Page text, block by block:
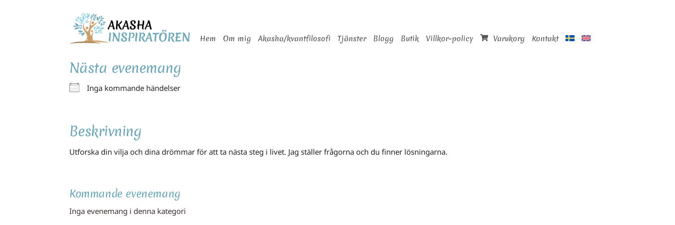
Hem Om mig Akasha/kvantfilosofi Tjänster Blogg Butik Villkor-policy Varukorg Kontakt
Nästa evenemang
Inga kommande händelser
Beskrivning
Utforska din vilja och dina drömmar för att ta nästa steg i livet. Jag ställer frågorna och du finner lösningarna.
Kommande evenemang
Inga evenemang i denna kategori